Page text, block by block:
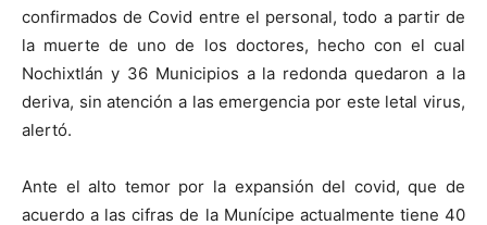
confirmados de Covid entre el personal, todo a partir de
la muerte de uno de los doctores, hecho con el cual
Nochixtlán y 36 Municipios a la redonda quedaron a la
deriva, sin atención a las emergencia por este letal virus,
alertó.
Ante el alto temor por la expansión del covid, que de
acuerdo a las cifras de la Munícipe actualmente tiene 40